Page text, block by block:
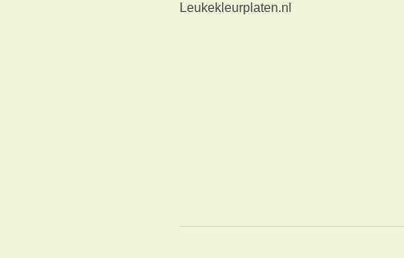
Leukekleurplaten.nl